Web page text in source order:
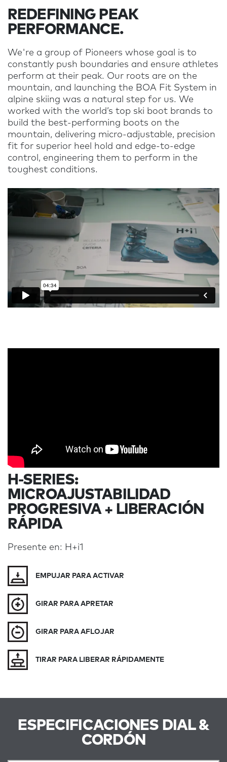
REDEFINING PEAK
PERFORMANCE.
We're a group of Pioneers whose goal is to
constantly push boundaries and ensure athletes
perform at their peak. Our roots are on the
mountain, and launching the BOA Fit System in
alpine skiing was a natural step for us. We
worked with the world’s top ski boot brands to
build the best-performing boots on the
mountain, delivering micro-adjustable, precision
fit for superior heel hold and edge-to-edge
control, engineering them to perform in the
toughest conditions.
H-SERIES:
MICROAJUSTABILIDAD
PROGRESIVA + LIBERACIÓN
RÁPIDA
Presente en: H+i1
EMPUJAR PARA ACTIVAR
GIRAR PARA APRETAR
GIRAR PARA AFLOJAR
TIRAR PARA LIBERAR RÁPIDAMENTE
ESPECIFICACIONES DIAL &
CORDÓN